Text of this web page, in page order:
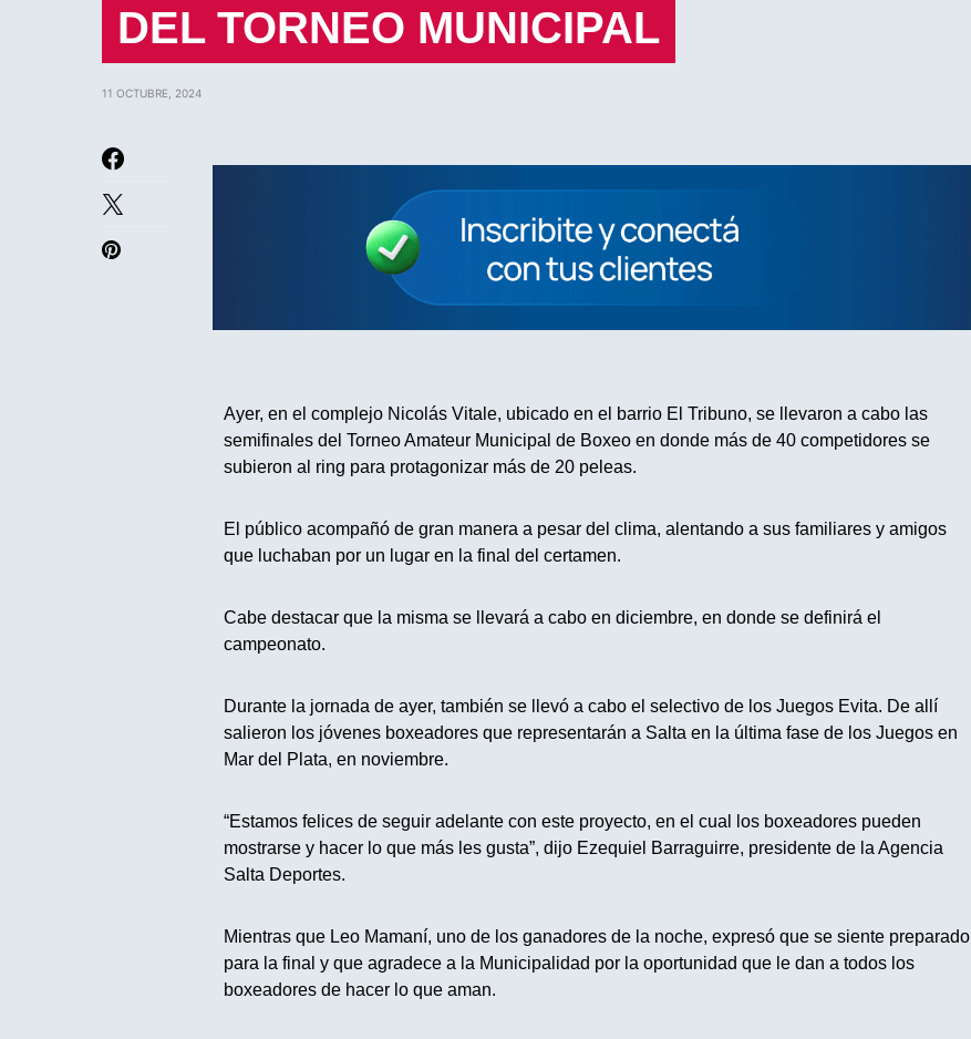
DEL TORNEO MUNICIPAL
11 OCTUBRE, 2024
Ayer, en el complejo Nicolás Vitale, ubicado en el barrio El Tribuno, se llevaron a cabo las
semifinales del Torneo Amateur Municipal de Boxeo en donde más de 40 competidores se
subieron al ring para protagonizar más de 20 peleas.
El público acompañó de gran manera a pesar del clima, alentando a sus familiares y amigos
que luchaban por un lugar en la final del certamen.
Cabe destacar que la misma se llevará a cabo en diciembre, en donde se definirá el
campeonato.
Durante la jornada de ayer, también se llevó a cabo el selectivo de los Juegos Evita. De allí
salieron los jóvenes boxeadores que representarán a Salta en la última fase de los Juegos en
Mar del Plata, en noviembre.
“Estamos felices de seguir adelante con este proyecto, en el cual los boxeadores pueden
mostrarse y hacer lo que más les gusta”, dijo Ezequiel Barraguirre, presidente de la Agencia
Salta Deportes.
Mientras que Leo Mamaní, uno de los ganadores de la noche, expresó que se siente preparado
para la final y que agradece a la Municipalidad por la oportunidad que le dan a todos los
boxeadores de hacer lo que aman.